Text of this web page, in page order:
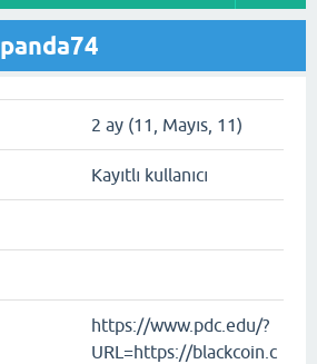
2 ay (11, Mayıs, 11)
Kayıtlı kullanıcı
https://www.pdc.edu/?
URL=https://blackcoin.c